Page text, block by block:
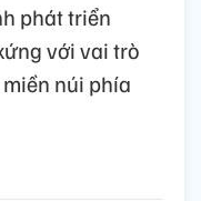
phát triển
với vai trò
núi phía